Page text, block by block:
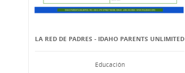
LA RED DE PADRES - IDAHO PARENTS UNLIMITED
Educación